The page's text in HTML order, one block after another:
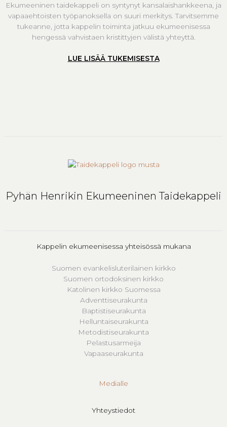
Ekumeeninen taidekappeli on syntynyt kansalaishankkeena, ja
vapaaehtoisten työpanoksella on suuri merkitys. Tarvitsemme
tukeanne, jotta kappelin toiminta jatkuu ekumeenisessa
hengessä vahvistaen kristittyjen välistä yhteyttä.
LUE LISÄÄ TUKEMISESTA
Pyhän Henrikin Ekumeeninen Taidekappeli
Kappelin ekumeenisessa yhteisössä mukana
Suomen evankelisluterilainen kirkko
Suomen ortodoksinen kirkko
Katolinen kirkko Suomessa
Adventtiseurakunta
Baptistiseurakunta
Helluntaiseurakunta
Metodistiseurakunta
Pelastusarmeija
Vapaaseurakunta
Medialle
Yhteystiedot